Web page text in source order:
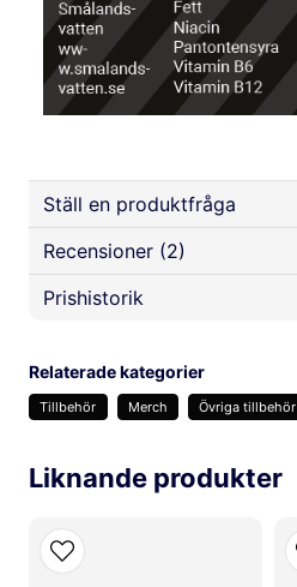
Ställ en produktfråga
question
name
Namn
email
Mejladress
Recensioner (2)
Peter
för 2 år sedan
Prishistorik
Relaterade kategorier
Tillbehör Merch Övriga tillbehör
Liknande produkter